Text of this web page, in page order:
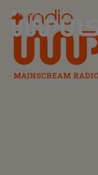
Radio Impuls